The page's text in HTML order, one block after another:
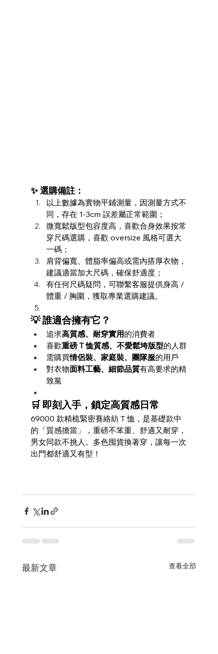
✨ 選購備註：
以上數據為實物平鋪測量，因測量方式不
同，存在 1-3cm 誤差屬正常範圍；
微寬鬆版型包容度高，喜歡合身效果按常
穿尺碼選購，喜歡 oversize 風格可選大
一碼；
肩背偏寬、體脂率偏高或需內搭厚衣物，
建議適當加大尺碼，確保舒適度；
有任何尺碼疑問，可聯繫客服提供身高 /
體重 / 胸圍，獲取專業選購建議。
💡 誰適合擁有它？
追求高質感、耐穿實用 的消費者
喜歡重磅 T 恤質感、不愛鬆垮版型的人群
需購買情侶裝、家庭裝、團隊服的用戶
對衣物面料工藝、細節品質有高要求的精
致黨
🛒 即刻入手，鎖定高質感日常
69000 款精梳緊密賽絡紡 T 恤，是基礎款中
的「質感擔當」，重磅不笨重、舒適又耐穿，
男女同款不挑人。多色囤貨換著穿，讓每一次
出門都舒適又有型！
最新文章 查看全部